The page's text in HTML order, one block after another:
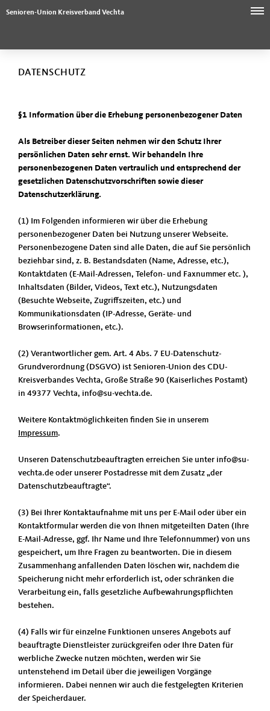
Senioren-Union Kreisverband Vechta
DATENSCHUTZ
§1 Information über die Erhebung personenbezogener Daten
Als Betreiber dieser Seiten nehmen wir den Schutz Ihrer
persönlichen Daten sehr ernst. Wir behandeln Ihre
personenbezogenen Daten vertraulich und entsprechend der
gesetzlichen Datenschutzvorschriften sowie dieser
Datenschutzerklärung.
(1) Im Folgenden informieren wir über die Erhebung
personenbezogener Daten bei Nutzung unserer Webseite.
Personenbezogene Daten sind alle Daten, die auf Sie persönlich
beziehbar sind, z. B. Bestandsdaten (Name, Adresse, etc.),
Kontaktdaten (E-Mail-Adressen, Telefon- und Faxnummer etc. ),
Inhaltsdaten (Bilder, Videos, Text etc.), Nutzungsdaten
(Besuchte Webseite, Zugriffszeiten, etc.) und
Kommunikationsdaten (IP-Adresse, Geräte- und
Browserinformationen, etc.).
(2) Verantwortlicher gem. Art. 4 Abs. 7 EU-Datenschutz-
Grundverordnung (DSGVO) ist Senioren-Union des CDU-
Kreisverbandes Vechta, Große Straße 90 (Kaiserliches Postamt)
in 49377 Vechta, info@su-vechta.de.
Weitere Kontaktmöglichkeiten finden Sie in unserem
Impressum.
Unseren Datenschutzbeauftragten erreichen Sie unter info@su-
vechta.de oder unserer Postadresse mit dem Zusatz „der
Datenschutzbeauftragte“.
(3) Bei Ihrer Kontaktaufnahme mit uns per E-Mail oder über ein
Kontaktformular werden die von Ihnen mitgeteilten Daten (Ihre
E-Mail-Adresse, ggf. Ihr Name und Ihre Telefonnummer) von uns
gespeichert, um Ihre Fragen zu beantworten. Die in diesem
Zusammenhang anfallenden Daten löschen wir, nachdem die
Speicherung nicht mehr erforderlich ist, oder schränken die
Verarbeitung ein, falls gesetzliche Aufbewahrungspflichten
bestehen.
(4) Falls wir für einzelne Funktionen unseres Angebots auf
beauftragte Dienstleister zurückgreifen oder Ihre Daten für
werbliche Zwecke nutzen möchten, werden wir Sie
untenstehend im Detail über die jeweiligen Vorgänge
informieren. Dabei nennen wir auch die festgelegten Kriterien
der Speicherdauer.